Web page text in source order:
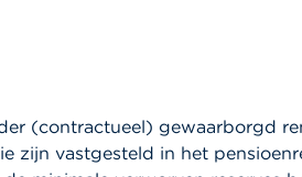
(contractueel) gewaarborgd
zijn vastgesteld in het